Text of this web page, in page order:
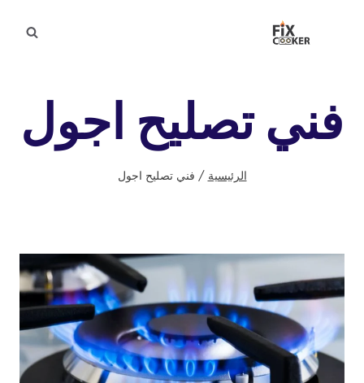
فني تصليح اجول
الرئيسية / فني تصليح اجول